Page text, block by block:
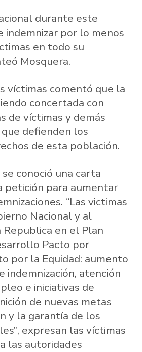
durante este
indemnizar por lo menos
en todo su
Mosquera.
víctimas comentó que la
concertada con
de víctimas y demás
defienden los
de esta población.
conoció una carta
petición para aumentar
“Las victimas
Nacional y al
Republica en el Plan
Pacto por
por la Equidad: aumento
indemnización, atención
e iniciativas de
de nuevas metas
y la garantía de los
expresan las víctimas
las autoridades